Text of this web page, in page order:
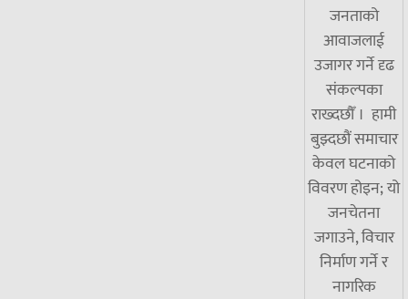
जनताको
आवाजलाई
उजागर गर्ने दृढ
संकल्पका
राख्दछौँ । हामी
बुझ्दछौं समाचार
केवल घटनाको
विवरण होइन; यो
जनचेतना
जगाउने, विचार
निर्माण गर्ने र
नागरिक